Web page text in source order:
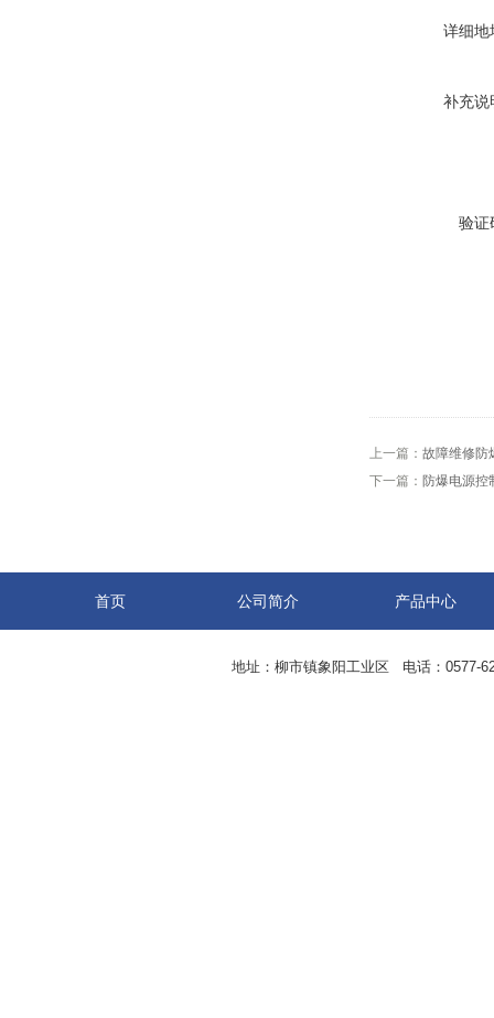
详细地
补充说
验证
上一篇： 故障维修防
下一篇： 防爆电源控
首页 公司简介 产品中心
地址：柳市镇象阳工业区 电话：0577-